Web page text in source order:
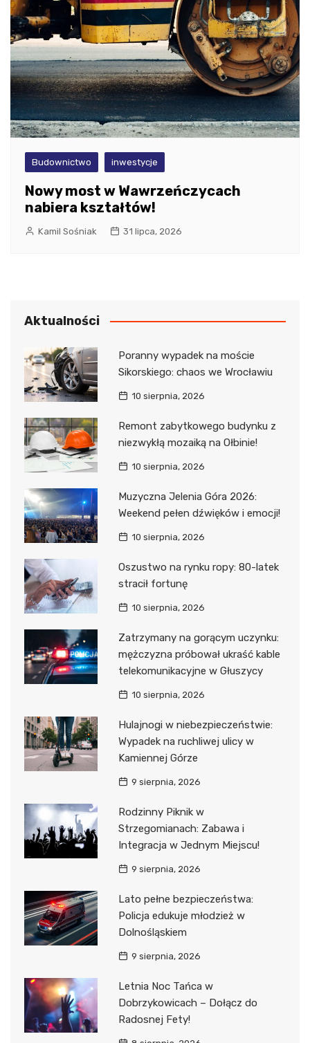
Budownictwo inwestycje
Nowy most w Wawrzeńczycach
nabiera kształtów!
Kamil Sośniak 31 lipca, 2026
Aktualności
Poranny wypadek na moście
Sikorskiego: chaos we Wrocławiu
10 sierpnia, 2026
Remont zabytkowego budynku z
niezwykłą mozaiką na Ołbinie!
10 sierpnia, 2026
Muzyczna Jelenia Góra 2026:
Weekend pełen dźwięków i emocji!
10 sierpnia, 2026
Oszustwo na rynku ropy: 80-latek
stracił fortunę
10 sierpnia, 2026
Zatrzymany na gorącym uczynku:
mężczyzna próbował ukraść kable
telekomunikacyjne w Głuszycy
10 sierpnia, 2026
Hulajnogi w niebezpieczeństwie:
Wypadek na ruchliwej ulicy w
Kamiennej Górze
9 sierpnia, 2026
Rodzinny Piknik w
Strzegomianach: Zabawa i
Integracja w Jednym Miejscu!
9 sierpnia, 2026
Lato pełne bezpieczeństwa:
Policja edukuje młodzież w
Dolnośląskiem
9 sierpnia, 2026
Letnia Noc Tańca w
Dobrzykowicach – Dołącz do
Radosnej Fety!